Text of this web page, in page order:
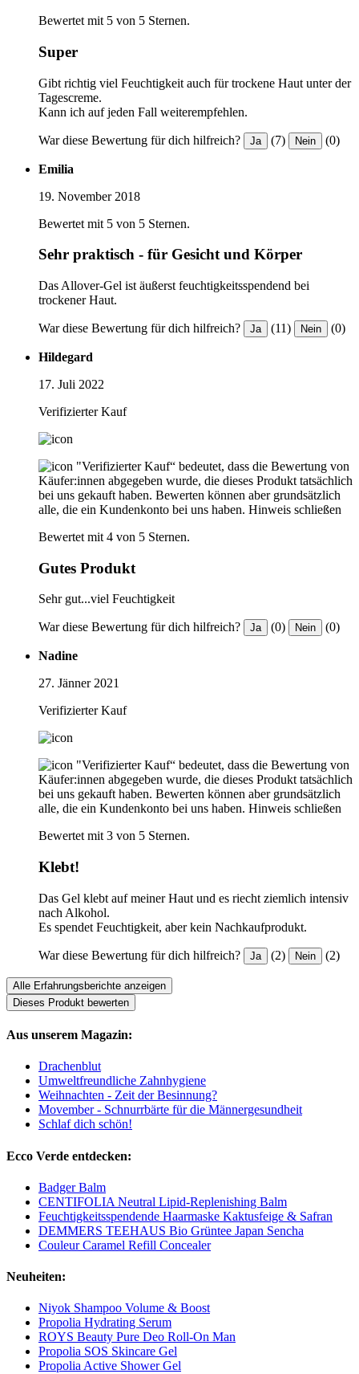
Bewertet mit 5 von 5 Sternen.
Super
Gibt richtig viel Feuchtigkeit auch für trockene Haut unter der
Tagescreme.
Kann ich auf jeden Fall weiterempfehlen.
War diese Bewertung für dich hilfreich? Ja (7) Nein (0)
Emilia
19. November 2018
Bewertet mit 5 von 5 Sternen.
Sehr praktisch - für Gesicht und Körper
Das Allover-Gel ist äußerst feuchtigkeitsspendend bei
trockener Haut.
War diese Bewertung für dich hilfreich? Ja (11) Nein (0)
Hildegard
17. Juli 2022
Verifizierter Kauf
"Verifizierter Kauf“ bedeutet, dass die Bewertung von
Käufer:innen abgegeben wurde, die dieses Produkt tatsächlich
bei uns gekauft haben. Bewerten können aber grundsätzlich
alle, die ein Kundenkonto bei uns haben. Hinweis schließen
Bewertet mit 4 von 5 Sternen.
Gutes Produkt
Sehr gut...viel Feuchtigkeit
War diese Bewertung für dich hilfreich? Ja (0) Nein (0)
Nadine
27. Jänner 2021
Verifizierter Kauf
"Verifizierter Kauf“ bedeutet, dass die Bewertung von
Käufer:innen abgegeben wurde, die dieses Produkt tatsächlich
bei uns gekauft haben. Bewerten können aber grundsätzlich
alle, die ein Kundenkonto bei uns haben. Hinweis schließen
Bewertet mit 3 von 5 Sternen.
Klebt!
Das Gel klebt auf meiner Haut und es riecht ziemlich intensiv
nach Alkohol.
Es spendet Feuchtigkeit, aber kein Nachkaufprodukt.
War diese Bewertung für dich hilfreich? Ja (2) Nein (2)
Alle Erfahrungsberichte anzeigen
Dieses Produkt bewerten
Aus unserem Magazin:
Drachenblut
Umweltfreundliche Zahnhygiene
Weihnachten - Zeit der Besinnung?
Movember - Schnurrbärte für die Männergesundheit
Schlaf dich schön!
Ecco Verde entdecken:
Badger Balm
CENTIFOLIA Neutral Lipid-Replenishing Balm
Feuchtigkeitsspendende Haarmaske Kaktusfeige & Safran
DEMMERS TEEHAUS Bio Grüntee Japan Sencha
Couleur Caramel Refill Concealer
Neuheiten:
Niyok Shampoo Volume & Boost
Propolia Hydrating Serum
ROYS Beauty Pure Deo Roll-On Man
Propolia SOS Skincare Gel
Propolia Active Shower Gel